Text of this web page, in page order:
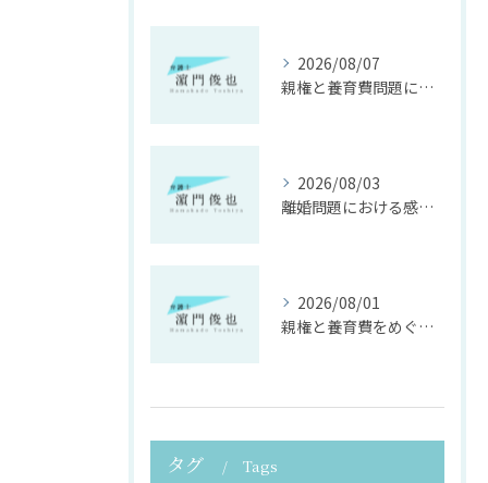
2026/08/07
親権と養育費問題に寄り添う法律支援
2026/08/03
離婚問題における感情面に配慮した誠実な法律サポート
2026/08/01
親権と養育費をめぐる法律支援の重要性
タグ Tags